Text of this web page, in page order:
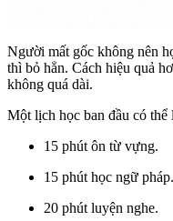
Người mất gốc không nên
thì bỏ hẳn. Cách hiệu quả
không quá dài.
Một lịch học ban đầu có thể
15 phút ôn từ vựng.
15 phút học ngữ pháp.
20 phút luyện nghe.